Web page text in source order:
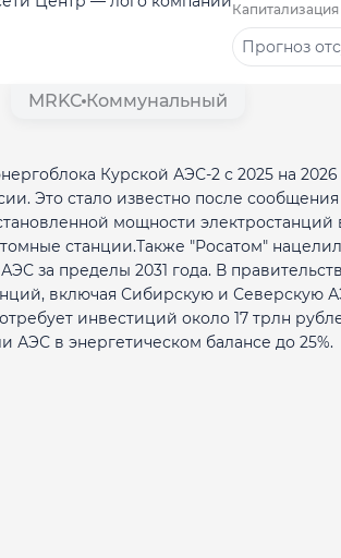
Капитализация
Прогноз
MRKC Коммунальный
Курской АЭС-2 с 2025 на
Это стало известно после
мощности электростанций
станции.Также "Росатом"
за пределы 2031 года. В
включая Сибирскую и Северскую
инвестиций около 17 трлн
АЭС в энергетическом балансе до 25%.